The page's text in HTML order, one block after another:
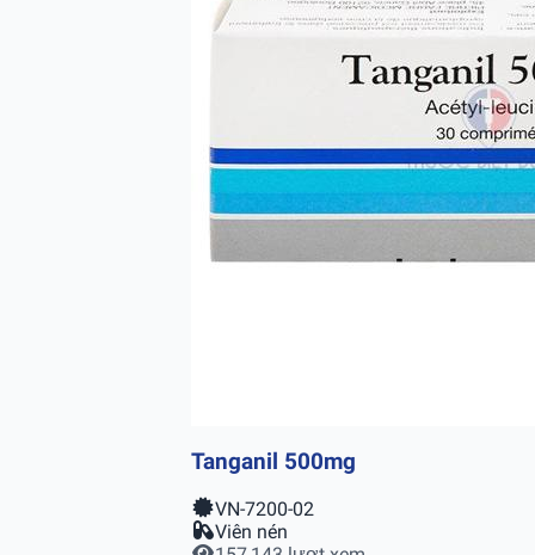
Tanganil 500mg
VN-7200-02
Viên nén